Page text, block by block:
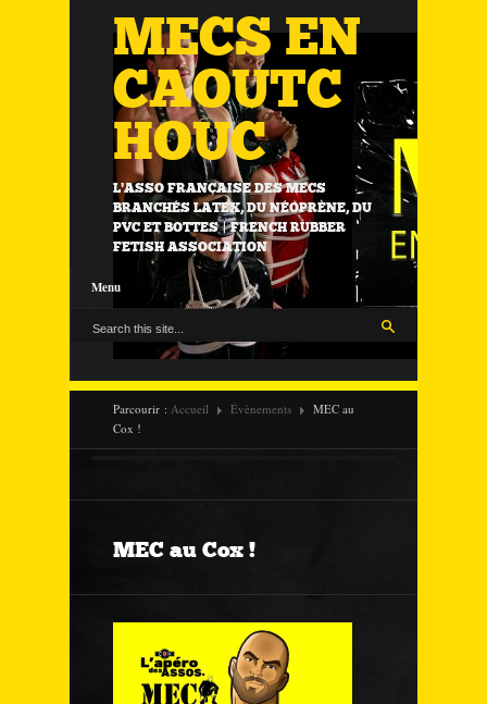
MECS EN
CAOUTC
HOUC
L'ASSO FRANÇAISE DES MECS
BRANCHÉS LATEX, DU NÉOPRÈNE, DU
PVC ET BOTTES | FRENCH RUBBER
FETISH ASSOCIATION
Menu
Parcourir : Accueil Évènements
MEC au
Cox !
MEC au Cox !